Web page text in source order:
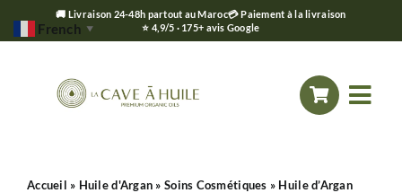
🚚 Livraison 24-48h partout au Maroc💳 Paiement à la livraison
⭐ 4,9/5 · 175+ avis Google
contenu
Accueil » Huile d'Argan »Soins Cosmétiques » Huile d’Argan
French ▼